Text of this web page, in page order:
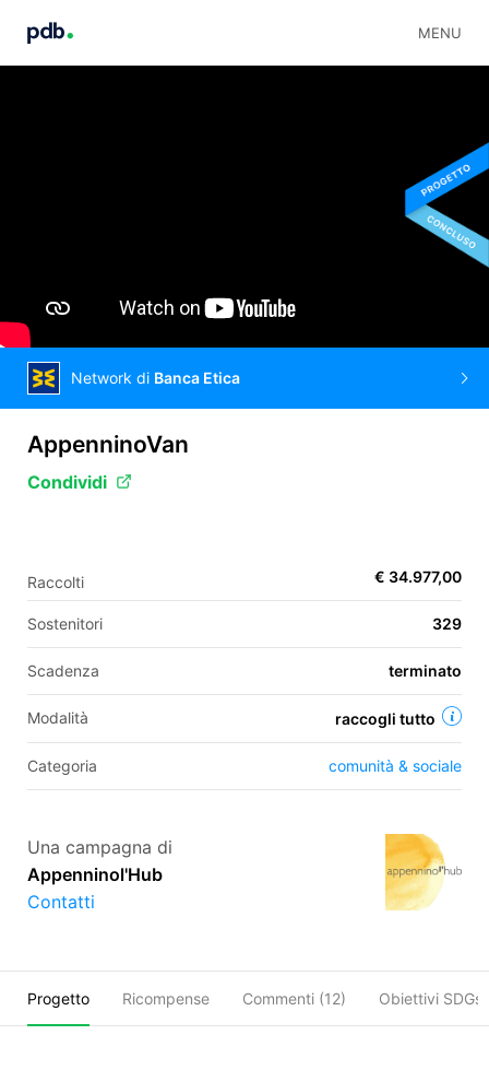
MENU
EN
Network di Banca Etica
AppenninoVan
Condividi
Raccolti € 34.977,00
Sostenitori 329
Scadenza terminato
Modalità raccogli tutto
Categoria comunità & sociale
Una campagna di
Appenninol'Hub
Contatti
Progetto Ricompense Commenti (12) Obiettivi SDGs